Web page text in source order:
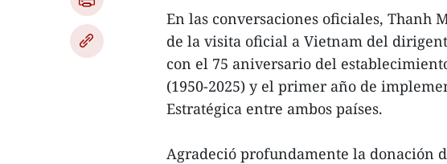
En las conversaciones oficiales, Thanh
de la visita oficial a Vietnam del
con el 75 aniversario del
(1950-2025) y el primer año de
Estratégica entre ambos países.
Agradeció profundamente la donación